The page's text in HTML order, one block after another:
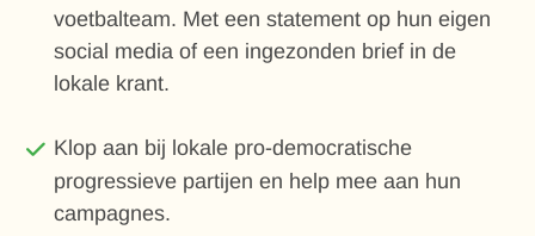
voetbalteam. Met een statement op hun eigen
social media of een ingezonden brief in de
lokale krant.
Klop aan bij lokale pro-democratische
progressieve partijen en help mee aan hun
campagnes.